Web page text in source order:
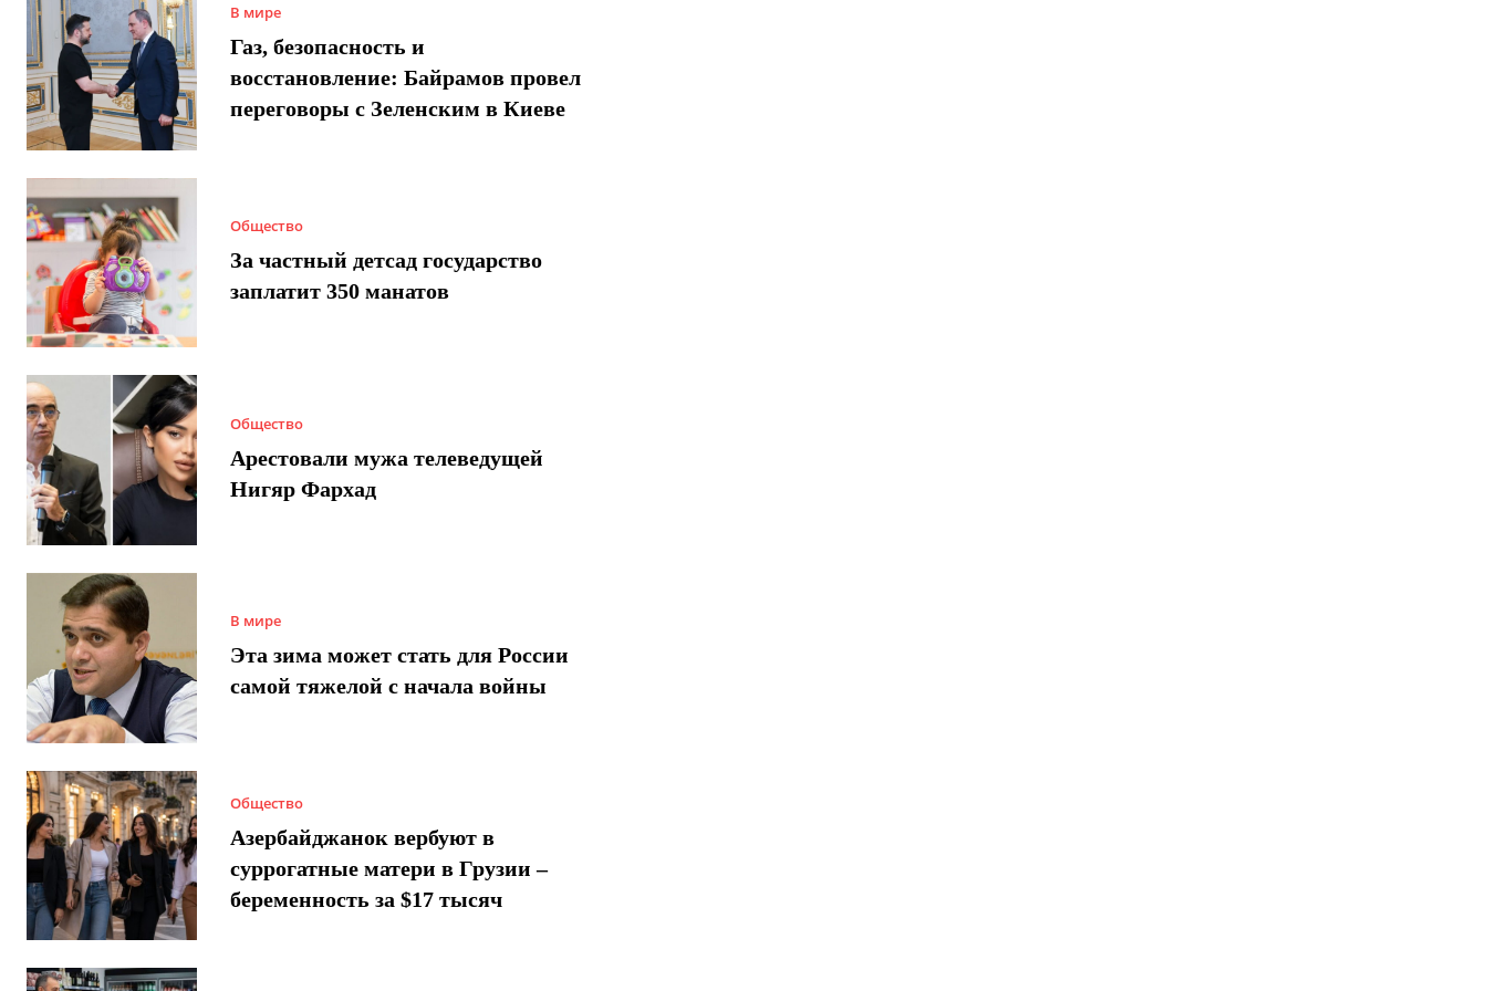
В мире
Газ, безопасность и
восстановление: Байрамов провел
переговоры с Зеленским в Киеве
Общество
За частный детсад государство
заплатит 350 манатов
Общество
Арестовали мужа телеведущей
Нигяр Фархад
В мире
Эта зима может стать для России
самой тяжелой с начала войны
Общество
Азербайджанок вербуют в
суррогатные матери в Грузии –
беременность за $17 тысяч